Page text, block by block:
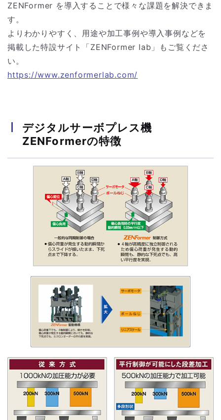
ZENFormer を導入することで様々な課題を解決できま
す。
よりわかりやすく、用途や加工事例や導入事例などを
掲載した特設サイト「ZENFormer lab」もご覧くださ
い。
https://www.zenformerlab.com/
デジタルサーボプレス機
ZENFormerの特徴